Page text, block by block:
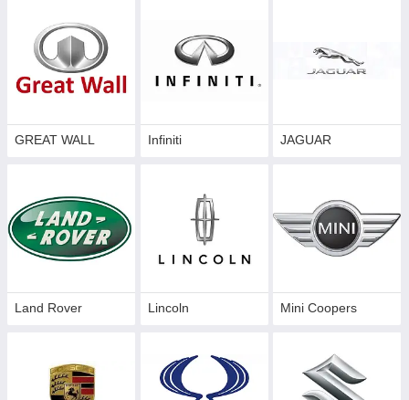
GREAT WALL Infiniti JAGUAR
Land Rover Lincoln Mini Coopers